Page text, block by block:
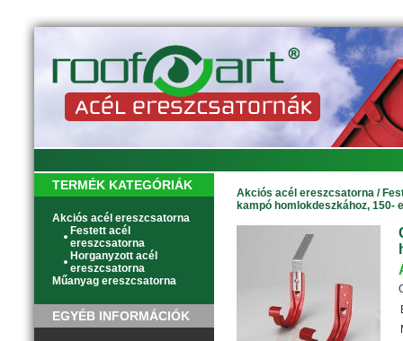
TERMÉK KATEGÓRIÁK
Akciós acél ereszcsatorna
Festett acél
ereszcsatorna
Horganyzott acél
ereszcsatorna
Műanyag ereszcsatorna
EGYÉB INFORMÁCIÓK
Akciós acél ereszcsatorna /
kampó homlokdeszkához, 150-